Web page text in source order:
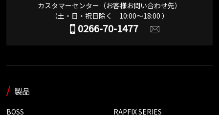
カスタマーセンター（お客様お問い合わせ先）
（土・日・祝日除く 10:00～18:00 ）
0266-70-1477
製品
BOSS
RAPFIX SERIES